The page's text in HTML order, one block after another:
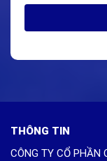
THÔNG TIN
CÔNG TY CỔ PHẦN